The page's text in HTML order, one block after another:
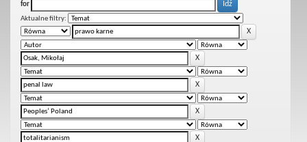
for
Aktualne filtry: